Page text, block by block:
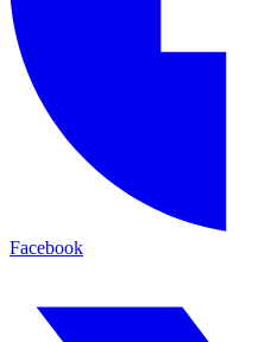
Facebook